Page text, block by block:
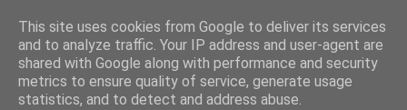
Praski Otwarty
Samozwańczy Uniwersytet
This site uses cookies from Google to deliver its services
and to analyze traffic. Your IP address and user-agent are
shared with Google along with performance and security
metrics to ensure quality of service, generate usage
statistics, and to detect and address abuse.